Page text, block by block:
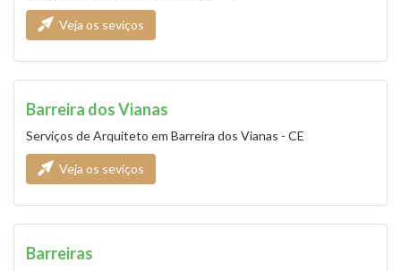
Veja os seviços
Barreira dos Vianas
Serviços de Arquiteto em Barreira dos Vianas - CE
Veja os seviços
Barreiras